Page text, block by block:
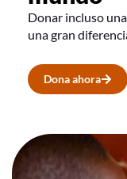
Donar incluso
una gran
Dona ahora